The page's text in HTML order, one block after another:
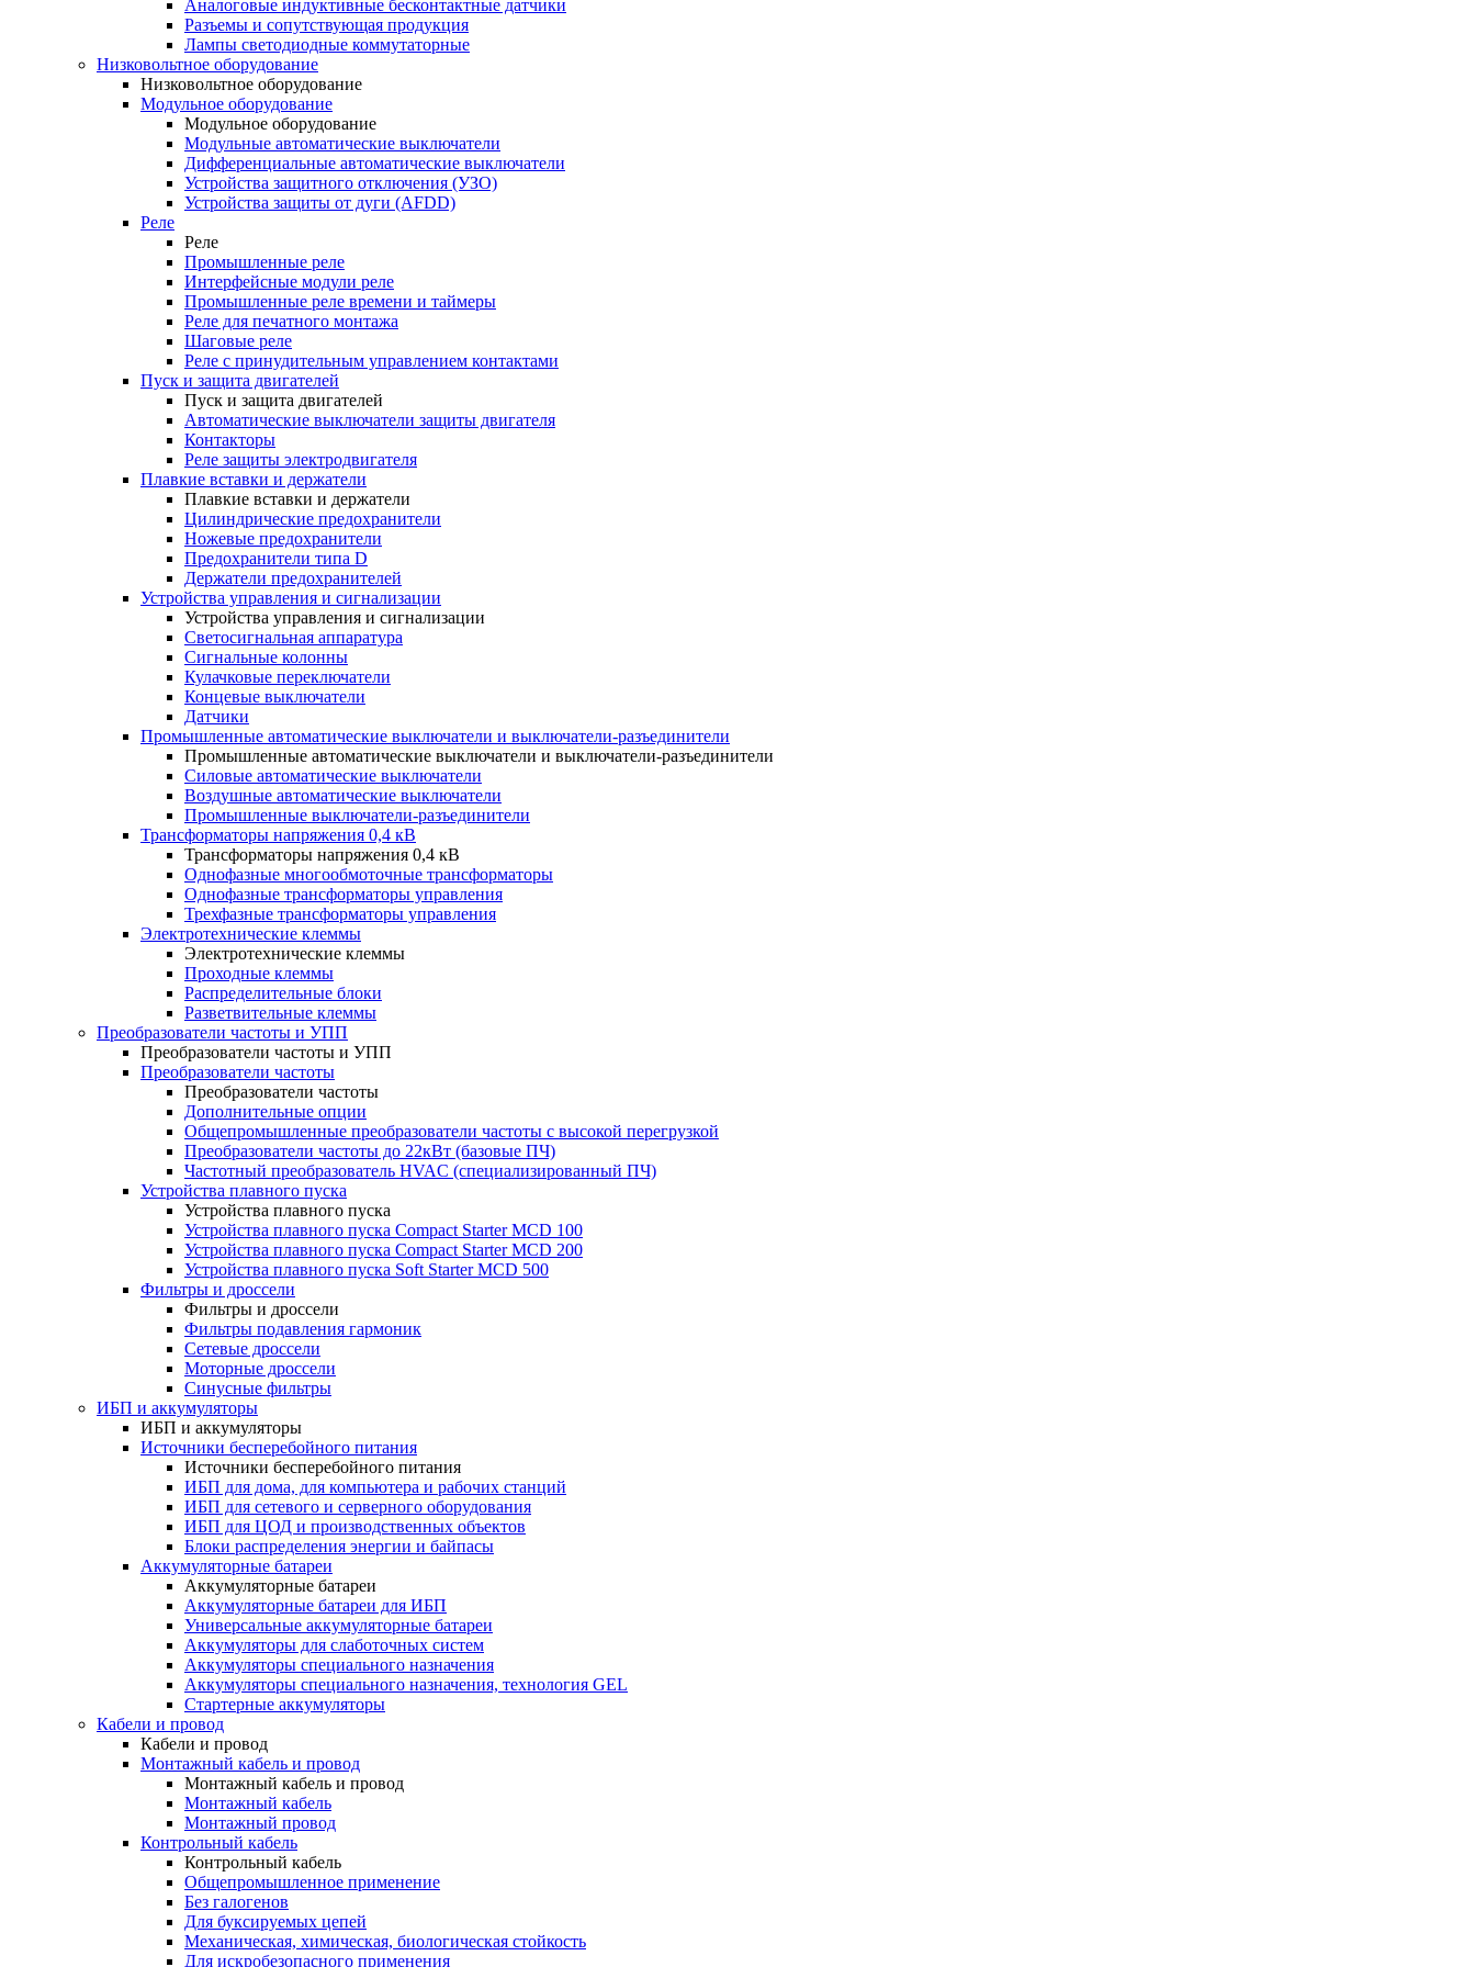
Аналоговые индуктивные бесконтактные датчики
Разъемы и сопутствующая продукция
Лампы светодиодные коммутаторные
Низковольтное оборудование
Низковольтное оборудование
Модульное оборудование
Модульное оборудование
Модульные автоматические выключатели
Дифференциальные автоматические выключатели
Устройства защитного отключения (УЗО)
Устройства защиты от дуги (AFDD)
Реле
Реле
Промышленные реле
Интерфейсные модули реле
Промышленные реле времени и таймеры
Реле для печатного монтажа
Шаговые реле
Реле с принудительным управлением контактами
Пуск и защита двигателей
Пуск и защита двигателей
Автоматические выключатели защиты двигателя
Контакторы
Реле защиты электродвигателя
Плавкие вставки и держатели
Плавкие вставки и держатели
Цилиндрические предохранители
Ножевые предохранители
Предохранители типа D
Держатели предохранителей
Устройства управления и сигнализации
Устройства управления и сигнализации
Светосигнальная аппаратура
Сигнальные колонны
Кулачковые переключатели
Концевые выключатели
Датчики
Промышленные автоматические выключатели и выключатели-разъединители
Промышленные автоматические выключатели и выключатели-разъединители
Силовые автоматические выключатели
Воздушные автоматические выключатели
Промышленные выключатели-разъединители
Трансформаторы напряжения 0,4 кВ
Трансформаторы напряжения 0,4 кВ
Однофазные многообмоточные трансформаторы
Однофазные трансформаторы управления
Трехфазные трансформаторы управления
Электротехнические клеммы
Электротехнические клеммы
Проходные клеммы
Распределительные блоки
Разветвительные клеммы
Преобразователи частоты и УПП
Преобразователи частоты и УПП
Преобразователи частоты
Преобразователи частоты
Дополнительные опции
Общепромышленные преобразователи частоты с высокой перегрузкой
Преобразователи частоты до 22кВт (базовые ПЧ)
Частотный преобразователь HVAC (специализированный ПЧ)
Устройства плавного пуска
Устройства плавного пуска
Устройства плавного пуска Compact Starter MCD 100
Устройства плавного пуска Compact Starter MCD 200
Устройства плавного пуска Soft Starter MCD 500
Фильтры и дроссели
Фильтры и дроссели
Фильтры подавления гармоник
Сетевые дроссели
Моторные дроссели
Синусные фильтры
ИБП и аккумуляторы
ИБП и аккумуляторы
Источники бесперебойного питания
Источники бесперебойного питания
ИБП для дома, для компьютера и рабочих станций
ИБП для сетевого и серверного оборудования
ИБП для ЦОД и производственных объектов
Блоки распределения энергии и байпасы
Аккумуляторные батареи
Аккумуляторные батареи
Аккумуляторные батареи для ИБП
Универсальные аккумуляторные батареи
Аккумуляторы для слаботочных систем
Аккумуляторы специального назначения
Аккумуляторы специального назначения, технология GEL
Стартерные аккумуляторы
Кабели и провод
Кабели и провод
Монтажный кабель и провод
Монтажный кабель и провод
Монтажный кабель
Монтажный провод
Контрольный кабель
Контрольный кабель
Общепромышленное применение
Без галогенов
Для буксируемых цепей
Механическая, химическая, биологическая стойкость
Для искробезопасного применения